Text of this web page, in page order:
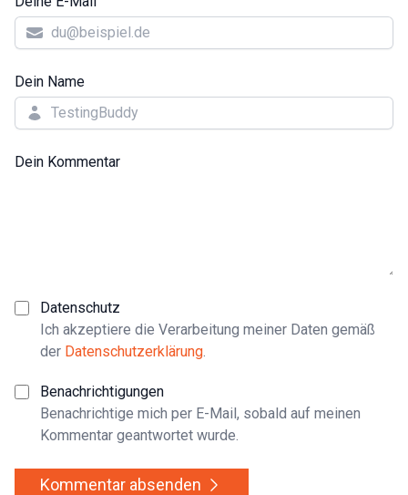
Dein Name
Dein Kommentar
Datenschutz
Ich akzeptiere die Verarbeitung meiner Daten gemäß
der Datenschutzerklärung.
Benachrichtigungen
Benachrichtige mich per E-Mail, sobald auf meinen
Kommentar geantwortet wurde.
Kommentar absenden